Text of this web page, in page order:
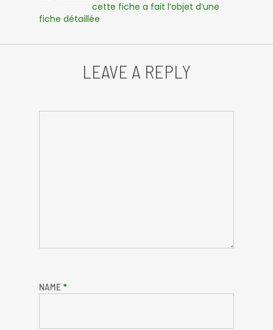
cette fiche a fait l’objet d’une
fiche détaillée
LEAVE A REPLY
NAME *